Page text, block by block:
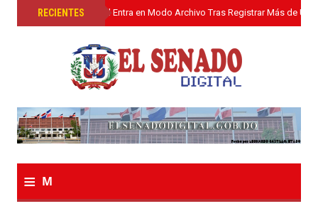
RECIENTES
»El Senado Digital Entra en Modo Archivo Tras Registrar Más de Un
≡ M
e